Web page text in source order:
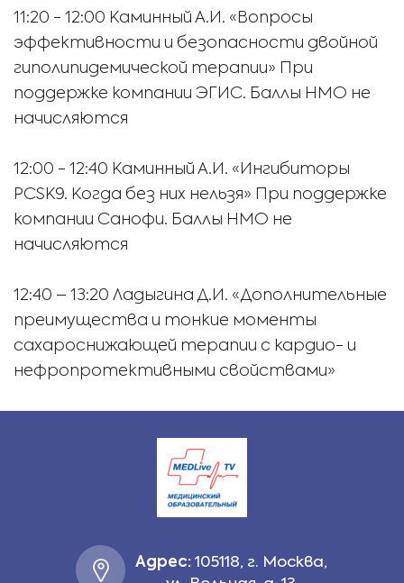
11:20 - 12:00 Каминный А.И. «Вопросы
эффективности и безопасности двойной
гиполипидемической терапии» При
поддержке компании ЭГИС. Баллы НМО не
начисляются
12:00 - 12:40 Каминный А.И. «Ингибиторы
PCSK9. Когда без них нельзя» При поддержке
компании Санофи. Баллы НМО не
начисляются
12:40 – 13:20 Ладыгина Д.И. «Дополнительные
преимущества и тонкие моменты
сахароснижающей терапии с кардио- и
нефропротективными свойствами»
Адрес: 105118, г. Москва,